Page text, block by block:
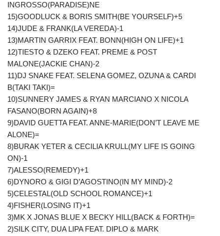
INGROSSO(PARADISE)NE
15)GOODLUCK & BORIS SMITH(BE YOURSELF)+5
14)JUDE & FRANK(LA VEREDA)-1
13)MARTIN GARRIX FEAT. BONN(HIGH ON LIFE)+1
12)TIESTO & DZEKO FEAT. PREME & POST
MALONE(JACKIE CHAN)-2
11)DJ SNAKE FEAT. SELENA GOMEZ, OZUNA & CARDI
B(TAKI TAKI)=
10)SUNNERY JAMES & RYAN MARCIANO X NICOLA
FASANO(BORN AGAIN)+8
9)DAVID GUETTA FEAT. ANNE-MARIE(DON’T LEAVE ME
ALONE)=
8)BURAK YETER & CECILIA KRULL(MY LIFE IS GOING
ON)-1
7)ALESSO(REMEDY)+1
6)DYNORO & GIGI D’AGOSTINO(IN MY MIND)-2
5)CELESTAL(OLD SCHOOL ROMANCE)+1
4)FISHER(LOSING IT)+1
3)MK X JONAS BLUE X BECKY HILL(BACK & FORTH)=
2)SILK CITY, DUA LIPA FEAT. DIPLO & MARK